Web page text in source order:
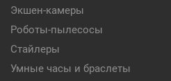
Экшен-камеры
Роботы-пылесосы
Стайлеры
Умные часы и браслеты